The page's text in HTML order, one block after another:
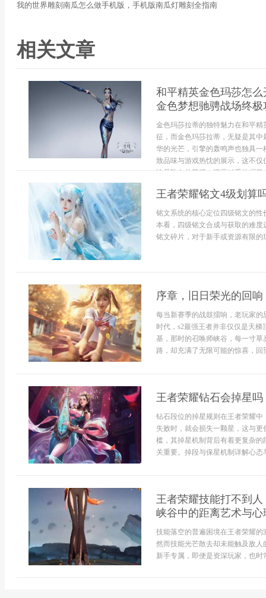
我的世界雕刻南瓜怎么做手机版，手机版南瓜灯雕刻全指南
相关文章
和平精英金色玛莎怎
金色梦想驰骋战场终极
金色玛莎拉蒂的独特魅力在和平
征，而金色玛莎拉蒂，无疑是其
华的光芒，引擎的轰鸣声也独具
致品味与游戏热忱的展示，这不
论是队友的赞叹，还是对手的瞩目
王者荣耀铭文4级划算
铭文系统的核心定位四级铭文的
本看，四级铭文合成与获取的难
铭文碎片，对于新手或资源有限
序章，旧日荣光的回响
每当新赛季的战鼓擂响，老玩家
时代，s2最强王者并非仅仅是天
基，那时的召唤师峡谷，每一寸
路，却充满了无限可能的惊喜，
王者荣耀钻石会掉星
钻石段位的掉星规则在王者荣耀
失败时，就会损失一颗星，这与
槛，其掉星机制背后有着更复杂
关重要。掉段与保星机制详解心态
王者荣耀技能打不到
峡谷中的距离艺术与心
技能落空的普遍困境在王者荣耀
然而技能光芒散去却未能触及敌
新手专属，即便是资深玩家，也